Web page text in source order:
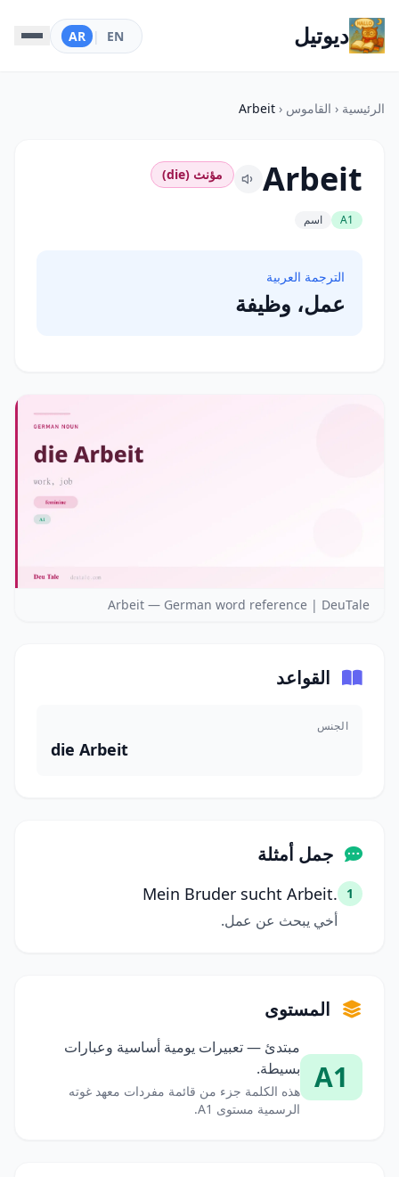
ديوتيل EN
|
AR
الرئيسية ‹ القاموس ‹
Arbeit
Arbeit مؤنث (die)
A1 اسم
الترجمة العربية
عمل، وظيفة
Arbeit — German word reference | DeuTale
القواعد
الجنس
die Arbeit
جمل أمثلة
1
Mein Bruder sucht Arbeit.
أخي يبحث عن عمل.
المستوى
A1
مبتدئ — تعبيرات يومية أساسية وعبارات
بسيطة.
هذه الكلمة جزء من قائمة مفردات معهد غوته
الرسمية مستوى A1.